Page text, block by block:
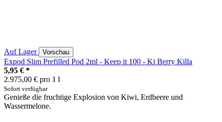
Auf Lager Vorschau
Expod Slim Prefilled Pod 2ml - Keep it 100 - Ki Berry Killa
5,95 € *
2.975,00 € pro 1 l
Sofort verfügbar
Genieße die fruchtige Explosion von Kiwi, Erdbeere und
Wassermelone.